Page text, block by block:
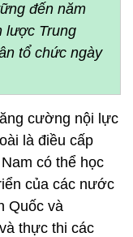
đến năm
lược Trung
tổ chức ngày
cường nội lực
là điều cấp
có thể học
của các nước
Quốc và
thực thi các